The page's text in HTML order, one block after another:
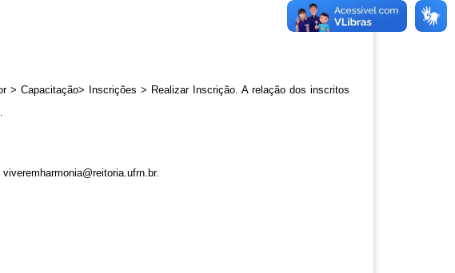
> Capacitação> Inscrições > Realizar Inscrição. A relação dos inscritos
viveremharmonia@reitoria.ufrn.br.